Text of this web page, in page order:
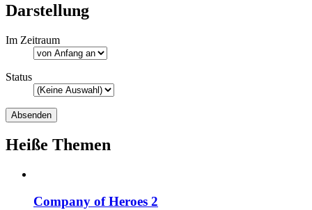
Darstellung
Im Zeitraum
Status
Heiße Themen
Company of Heroes 2